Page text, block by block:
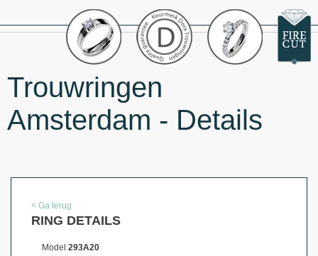
Trouwringen
Amsterdam - Details
< Ga terug
RING DETAILS
Model 293A20